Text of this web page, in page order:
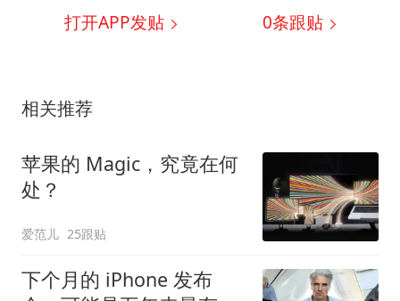
打开APP发贴 0条跟贴
相关推荐
苹果的 Magic，究竟在何
处？
爱范儿 25跟贴
下个月的 iPhone 发布